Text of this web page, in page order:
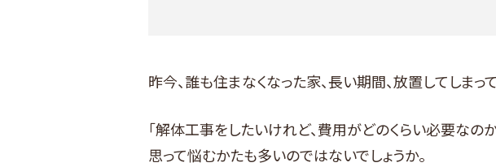
昨今、誰も住まなくなった家、長い期間、放置してしま
「解体工事をしたいけれど、費用がどのくらい必要なの
思って悩むかたも多いのではないでしょうか。